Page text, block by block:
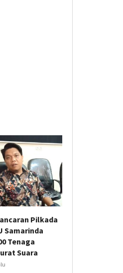
Pilkada
Samarinda
Tenaga
Suara